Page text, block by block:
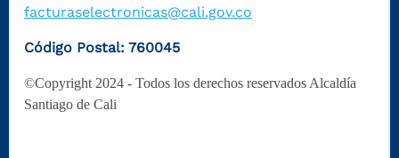
facturaselectronicas@cali.gov.co
Código Postal: 760045
©Copyright 2024 - Todos los derechos reservados Alcaldía
Santiago de Cali